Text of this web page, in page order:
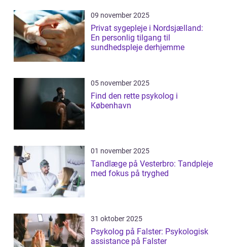
09 november 2025
Privat sygepleje i Nordsjælland:
En personlig tilgang til
sundhedspleje derhjemme
05 november 2025
Find den rette psykolog i
København
01 november 2025
Tandlæge på Vesterbro: Tandpleje
med fokus på tryghed
31 oktober 2025
Psykolog på Falster: Psykologisk
assistance på Falster